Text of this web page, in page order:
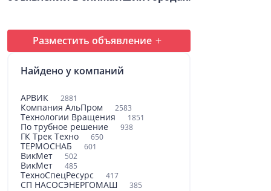
Разместить объявление
Найдено у компаний
АРВИК 2881
Компания АльПром 2583
Технологии Вращения 1851
По трубное решение 938
ГК Трек Техно 650
ТЕРМОСНАБ 601
ВикМет 502
ВикМет 485
ТехноСпецРесурс 417
СП НАСОСЭНЕРГОМАШ 385